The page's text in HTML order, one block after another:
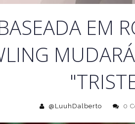
EM
@LuuhDalberto 0